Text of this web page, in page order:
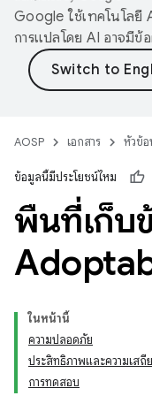
Google ใช้เทคโนโลยี
การแปลโดย AI อาจมีข้
AOSP เอกสาร หัวข้
ข้อมูลนี้มีประโยชน์ไหม
พื้นที่เก็บ
ในหน้านี้
ความปลอดภัย
ประสิทธิภาพและความเสถี
การทดสอบ